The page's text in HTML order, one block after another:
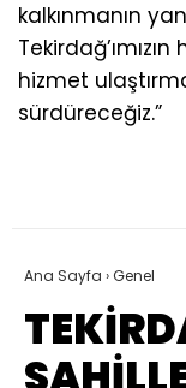
kalkınmanın
hizmet
sürdüreceğiz.”
Ana Sayfa ›Genel